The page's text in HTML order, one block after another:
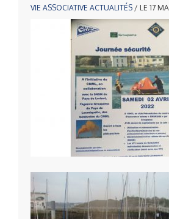
VIE ASSOCIATIVE ACTUALITÉS / LE 17